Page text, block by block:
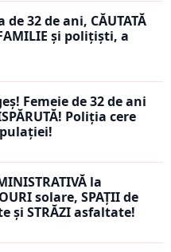
de 32 de ani, CĂUTATĂ
și polițiști, a
Femeie de 32 de ani
Poliția cere
la
solare, SPAȚII de
și STRĂZI asfaltate!